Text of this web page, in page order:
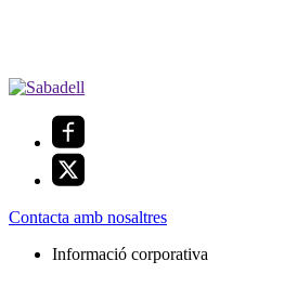
Contacta amb nosaltres
Informació corporativa